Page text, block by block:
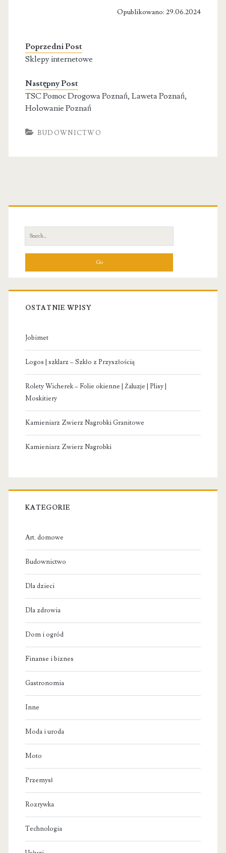
Opublikowano: 29.06.2024
Poprzedni Post
Sklepy internetowe
Następny Post
TSC Pomoc Drogowa Poznań, Laweta Poznań,
Holowanie Poznań
BUDOWNICTWO
Primary
Sidebar
Search
for:
OSTATNIE WPISY
Jobimet
Logos | szklarz – Szkło z Przyszłością
Rolety Wicherek – Folie okienne | Żaluzje | Plisy |
Moskitiery
Kamieniarz Zwierz Nagrobki Granitowe
Kamieniarz Zwierz Nagrobki
KATEGORIE
Art. domowe
Budownictwo
Dla dzieci
Dla zdrowia
Dom i ogród
Finanse i biznes
Gastronomia
Inne
Moda i uroda
Moto
Przemysł
Rozrywka
Technologia